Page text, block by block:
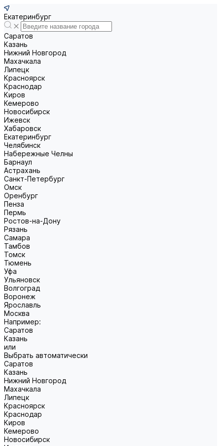
Екатеринбург
Саратов
Казань
Нижний Новгород
Махачкала
Липецк
Красноярск
Краснодар
Киров
Кемерово
Новосибирск
Ижевск
Хабаровск
Екатеринбург
Челябинск
Набережные Челны
Барнаул
Астрахань
Санкт-Петербург
Омск
Оренбург
Пенза
Пермь
Ростов-на-Дону
Рязань
Самара
Тамбов
Томск
Тюмень
Уфа
Ульяновск
Волгоград
Воронеж
Ярославль
Москва
Например:
Саратов
Казань
или
Выбрать автоматически
Саратов
Казань
Нижний Новгород
Махачкала
Липецк
Красноярск
Краснодар
Киров
Кемерово
Новосибирск